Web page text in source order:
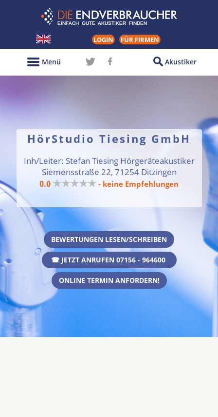
LOGIN FÜR FIRMEN
Akustiker
Menü
HörStudio Tiesing GmbH
Inh/Leiter: Stefan Tiesing Hörgeräteakustiker
Siemensstraße 22, 71254 Ditzingen
0.0 ★★★★★ - keine Empfehlungen
BEWERTUNGEN LESEN/SCHREIBEN
☎ JETZT ANRUFEN 07156 - 964600
ONLINE TERMIN ANFORDERN!